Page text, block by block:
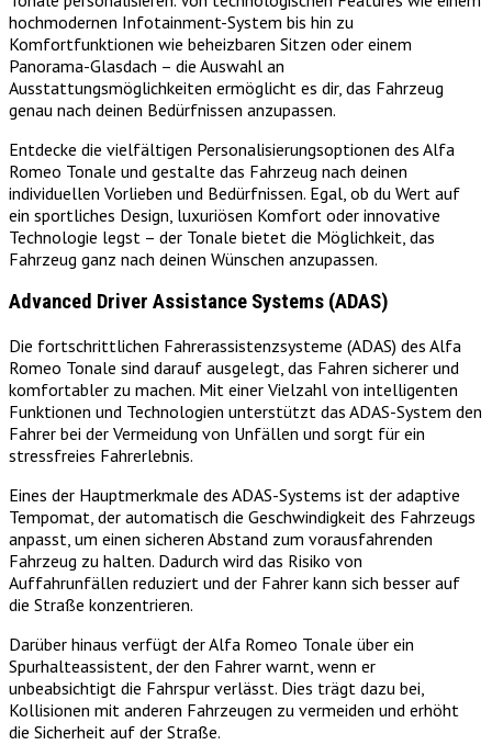
hochmodernen Infotainment-System bis hin zu
Komfortfunktionen wie beheizbaren Sitzen oder einem
Panorama-Glasdach – die Auswahl an
Ausstattungsmöglichkeiten ermöglicht es dir, das Fahrzeug
genau nach deinen Bedürfnissen anzupassen.
Entdecke die vielfältigen Personalisierungsoptionen des Alfa
Romeo Tonale und gestalte das Fahrzeug nach deinen
individuellen Vorlieben und Bedürfnissen. Egal, ob du Wert auf
ein sportliches Design, luxuriösen Komfort oder innovative
Technologie legst – der Tonale bietet die Möglichkeit, das
Fahrzeug ganz nach deinen Wünschen anzupassen.
Advanced Driver Assistance Systems (ADAS)
Die fortschrittlichen Fahrerassistenzsysteme (ADAS) des Alfa
Romeo Tonale sind darauf ausgelegt, das Fahren sicherer und
komfortabler zu machen. Mit einer Vielzahl von intelligenten
Funktionen und Technologien unterstützt das ADAS-System den
Fahrer bei der Vermeidung von Unfällen und sorgt für ein
stressfreies Fahrerlebnis.
Eines der Hauptmerkmale des ADAS-Systems ist der adaptive
Tempomat, der automatisch die Geschwindigkeit des Fahrzeugs
anpasst, um einen sicheren Abstand zum vorausfahrenden
Fahrzeug zu halten. Dadurch wird das Risiko von
Auffahrunfällen reduziert und der Fahrer kann sich besser auf
die Straße konzentrieren.
Darüber hinaus verfügt der Alfa Romeo Tonale über ein
Spurhalteassistent, der den Fahrer warnt, wenn er
unbeabsichtigt die Fahrspur verlässt. Dies trägt dazu bei,
Kollisionen mit anderen Fahrzeugen zu vermeiden und erhöht
die Sicherheit auf der Straße.